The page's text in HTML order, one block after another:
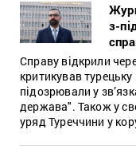
з-
Справу відкрили
критикував
підозрювали у
держава". Також у
уряд Туреччини у